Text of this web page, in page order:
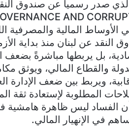
الأوساط المالية والمصرفية
النقد عن لبنان منذ بداية
بل يربطها مباشرةً بضعف
والقطاع المالي، ويوثق
ويربط بين ضعف الإدارة
المطلوبة لإستعادة ثقة
أن الفساد ليس ظاهرة هامشية
في الإنهيار المالي.